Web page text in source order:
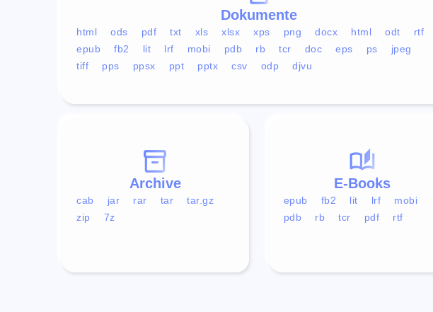
Dokumente
html ods pdf txt xls xlsx xps png docx html odt
rtf
epub
fb2 lit lrf mobi pdb rb tcr doc eps ps
jpeg
tiff
pps ppsx ppt pptx csv odp djvu
E-Books
epub fb2 lit lrf
mobi
pdb
rb tcr pdf rtf
Archive
cab jar rar tar
tar.gz
zip
7z